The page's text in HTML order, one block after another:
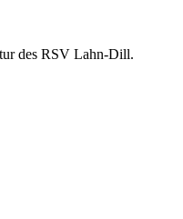
des RSV Lahn-Dill.